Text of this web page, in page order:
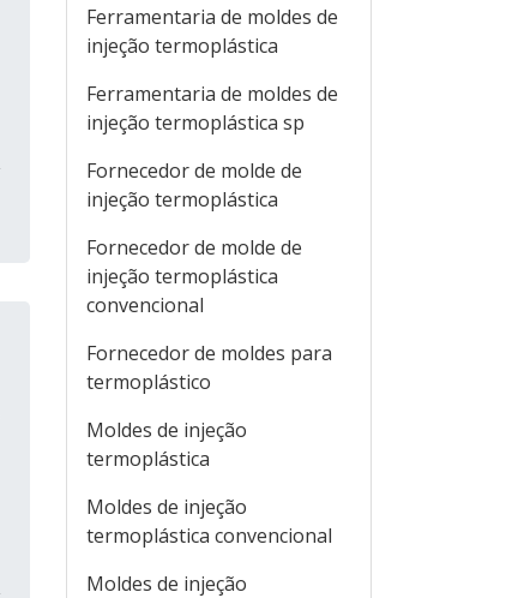
Ferramentaria de moldes de
injeção termoplástica
Ferramentaria de moldes de
injeção termoplástica sp
Fornecedor de molde de
injeção termoplástica
Fornecedor de molde de
injeção termoplástica
convencional
Fornecedor de moldes para
termoplástico
Moldes de injeção
termoplástica
Moldes de injeção
termoplástica convencional
Moldes de injeção